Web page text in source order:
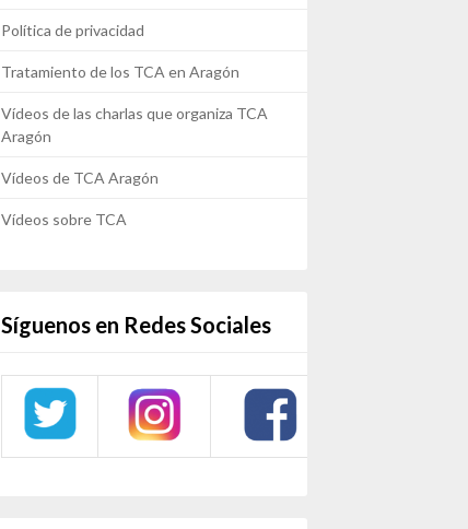
Política de privacidad
Tratamiento de los TCA en Aragón
Vídeos de las charlas que organiza TCA
Aragón
Vídeos de TCA Aragón
Vídeos sobre TCA
Síguenos en Redes Sociales